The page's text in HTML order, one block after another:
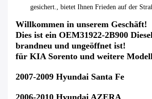
gesichert., bietet Ihnen Frieden auf der
Willkommen in unserem Geschäft!
Dies ist ein OEM31922-2B900
brandneu und ungeöffnet ist!
für KIA Sorento und weitere
2007-2009 Hyundai Santa Fe
2006-2010 Hyundai AZERA